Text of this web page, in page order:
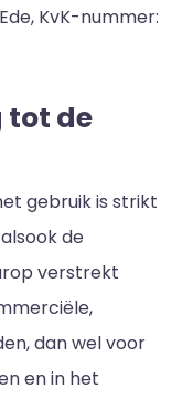
KvK-nummer:
tot de
gebruik is strikt
de
verstrekt
dan wel voor
en in het